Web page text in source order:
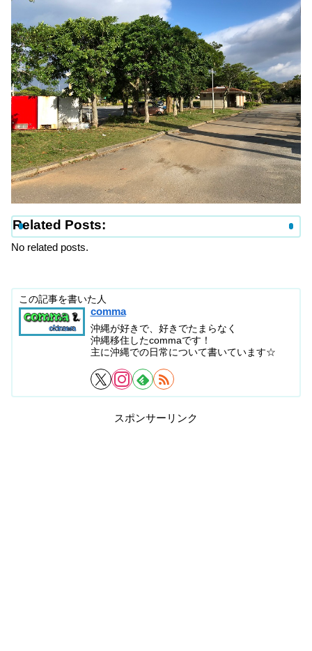
Related Posts:
No related posts.
この記事を書いた人
comma
沖縄が好きで、好きでたまらなく
沖縄移住したcommaです！
主に沖縄での日常について書いています☆
スポンサーリンク